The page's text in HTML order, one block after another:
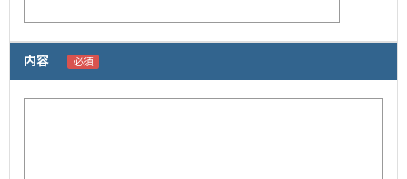
内容